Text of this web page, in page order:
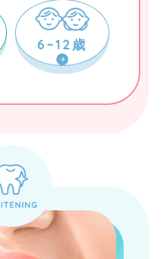
6~12歳